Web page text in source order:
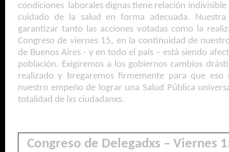
condiciones laborales dignas tiene relación
cuidado de la salud en forma adecuada.
garantizar tanto las acciones votadas como la
Congreso de viernes 15, en la continuidad de
de Buenos Aires - y en todo el país – está siendo
población. Exigiremos a los gobiernos cambios
realizado y bregaremos firmemente para que eso
nuestro empeño de lograr una Salud Pública
totalidad de lxs ciudadanxs.
Congreso de Delegadxs – Viernes